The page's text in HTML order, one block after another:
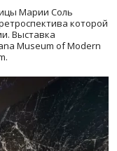
Марии Соль
которой
Выставка
Museum of Modern